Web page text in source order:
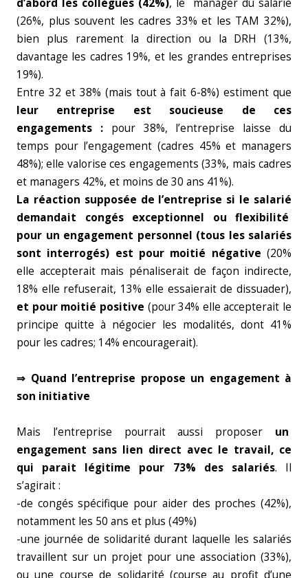
d’abord les collègues (42%), le manager du salarié
(26%, plus souvent les cadres 33% et les TAM 32%),
bien plus rarement la direction ou la DRH (13%,
davantage les cadres 19%, et les grandes entreprises
19%).
Entre 32 et 38% (mais tout à fait 6-8%) estiment que
leur entreprise est soucieuse de ces
engagements :pour 38%, l’entreprise laisse du
temps pour l’engagement (cadres 45% et managers
48%); elle valorise ces engagements (33%, mais cadres
et managers 42%, et moins de 30 ans 41%).
La réaction supposée de l’entreprise si le salarié
demandait congés exceptionnel ou flexibilité
pour un engagement personnel (tous les salariés
sont interrogés) est pour moitié négative (20%
elle accepterait mais pénaliserait de façon indirecte,
18% elle refuserait, 13% elle essaierait de dissuader),
et pour moitié positive (pour 34% elle accepterait le
principe quitte à négocier les modalités, dont 41%
pour les cadres; 14% encouragerait).
⇒ Quand l’entreprise propose un engagement à
son initiative
Mais l’entreprise pourrait aussi proposer un
engagement sans lien direct avec le travail, ce
qui parait légitime pour 73% des salariés. Il
s’agirait :
-de congés spécifique pour aider des proches (42%),
notamment les 50 ans et plus (49%)
-une journée de solidarité durant laquelle les salariés
travaillent sur un projet pour une association (33%),
ou une course de solidarité (course au profit d’une